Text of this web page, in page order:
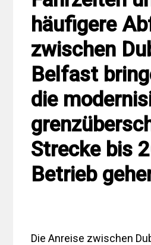
häufigere
zwischen
Belfast
die
Strecke bis
Betrieb
Die Anreise zwischen